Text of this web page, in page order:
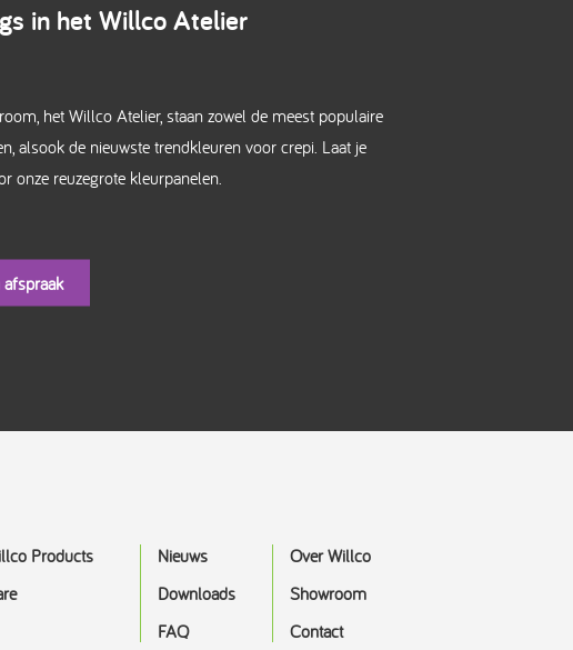
in het Willco Atelier
het Willco Atelier, staan zowel de meest populaire
alsook de nieuwste trendkleuren voor crepi. Laat je
onze reuzegrote kleurpanelen.
afspraak
Products
Nieuws
Downloads
FAQ
Over Willco
Showroom
Contact